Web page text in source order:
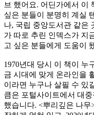
브 했어요. 어딘가에서 이
싶은 분들이 분명히 계실
나, 국립 중앙도서관 같은
가 따로 추린 인덱스가 지
고 싶은 분들에게 도움이
1970년대 당시 이 책이 누
금 시대에 맞게 온라인을
이라면 누구나 살필 수 있
큼은 포털사이트에서 대
했습니다. <뿌리깊은 나